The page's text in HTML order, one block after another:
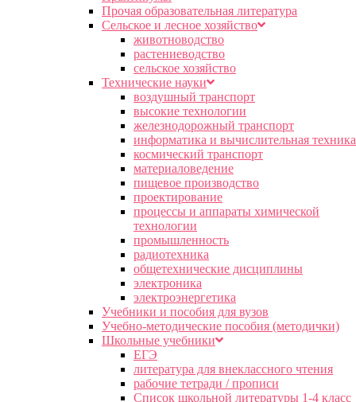
Прочая образовательная литература
Сельское и лесное хозяйство
животноводство
растениеводство
сельское хозяйство
Технические науки
воздушный транспорт
высокие технологии
железнодорожный транспорт
информатика и вычислительная техника
космический транспорт
материаловедение
пищевое производство
проектирование
процессы и аппараты химической
технологии
промышленность
радиотехника
общетехнические дисциплины
электроника
электроэнергетика
Учебники и пособия для вузов
Учебно-методические пособия (методички)
Школьные учебники
ЕГЭ
литература для внеклассного чтения
рабочие тетради / прописи
Список школьной литературы 1-4 класс